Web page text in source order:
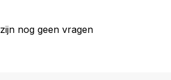
nog geen vragen